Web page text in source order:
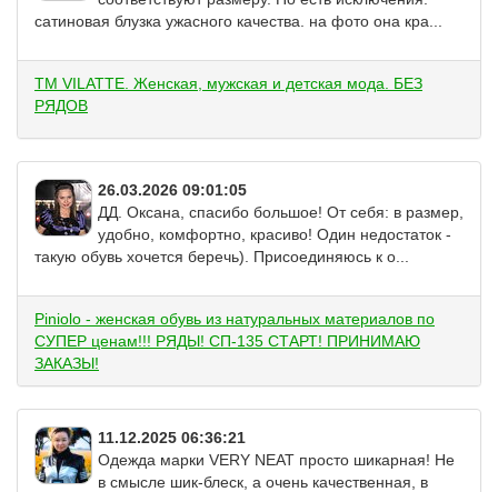
сатиновая блузка ужасного качества. на фото она кра...
ТМ VILATTE. Женская, мужская и детская мода. БЕЗ
РЯДОВ
26.03.2026 09:01:05
ДД. Оксана, спасибо большое! От себя: в размер,
удобно, комфортно, красиво! Один недостаток -
такую обувь хочется беречь). Присоединяюсь к о...
Piniolo - женская обувь из натуральных материалов по
СУПЕР ценам!!! РЯДЫ! СП-135 СТАРТ! ПРИНИМАЮ
ЗАКАЗЫ!
11.12.2025 06:36:21
Одежда марки VERY NEAT просто шикарная! Не
в смысле шик-блеск, а очень качественная, в